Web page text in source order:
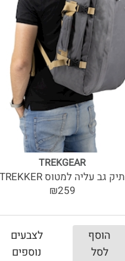
TREKGEAR
תיק גב עליה למטוס TREKKER
₪259
הוסף
לסל
לצבעים
נוספים